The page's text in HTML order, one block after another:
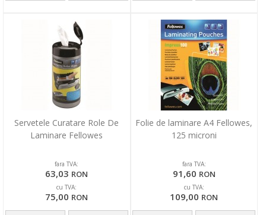
Servetele Curatare Role De
Laminare Fellowes
fara TVA:
63,03 RON
cu TVA:
75,00 RON
Folie de laminare A4 Fellowes,
125 microni
fara TVA:
91,60 RON
cu TVA:
109,00 RON